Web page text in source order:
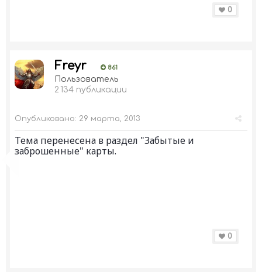
0
Freyr 861
Пользователь
2 134 публикации
Опубликовано: 29 марта, 2013
Тема перенесена в раздел "Забытые и
заброшенные" карты.
0